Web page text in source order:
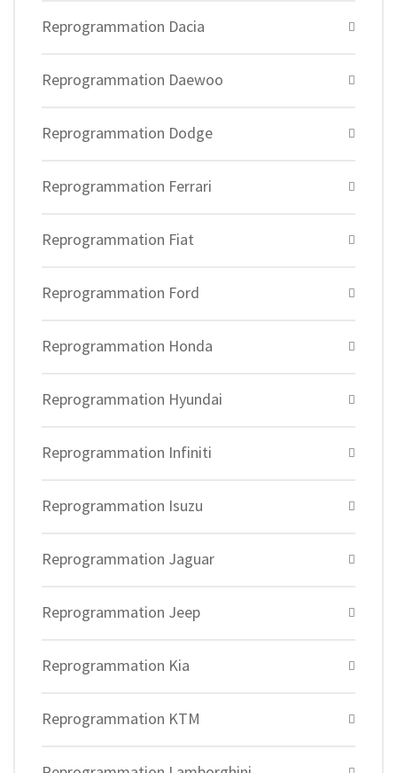
Reprogrammation Dacia
Reprogrammation Daewoo
Reprogrammation Dodge
Reprogrammation Ferrari
Reprogrammation Fiat
Reprogrammation Ford
Reprogrammation Honda
Reprogrammation Hyundai
Reprogrammation Infiniti
Reprogrammation Isuzu
Reprogrammation Jaguar
Reprogrammation Jeep
Reprogrammation Kia
Reprogrammation KTM